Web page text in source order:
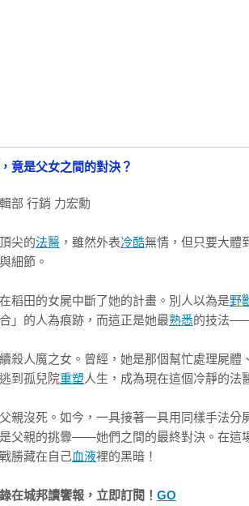
竟是父女之間的對決？
部 行銷 力宏勳
尖的法醫 ，雖然外表冷酷無情，但只要大體
細節。
稻田的女屍中斷了她的計畫。別人以為是野
」的人為痕跡，而這正是她最熟悉的技法——
殺人魔之女。曾經，她是那個幫忙處理屍體
到孤兒院重塑人生，成為現在這個冷靜的法
親沒死。如今，一具接著一具用同樣手法分
父親的挑釁——她們之間的最終對決。在這
勝藏在自己血液裡的黑暗！
在城邦讀饗報，立即訂閱！ GO